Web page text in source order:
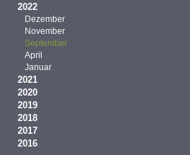
2022
Dezember
November
September
April
Januar
2021
2020
2019
2018
2017
2016